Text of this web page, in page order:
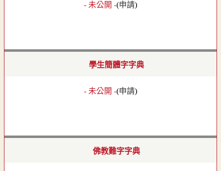
- 未公開 -(申請)
學生簡體字字典
- 未公開 -(申請)
佛教難字字典